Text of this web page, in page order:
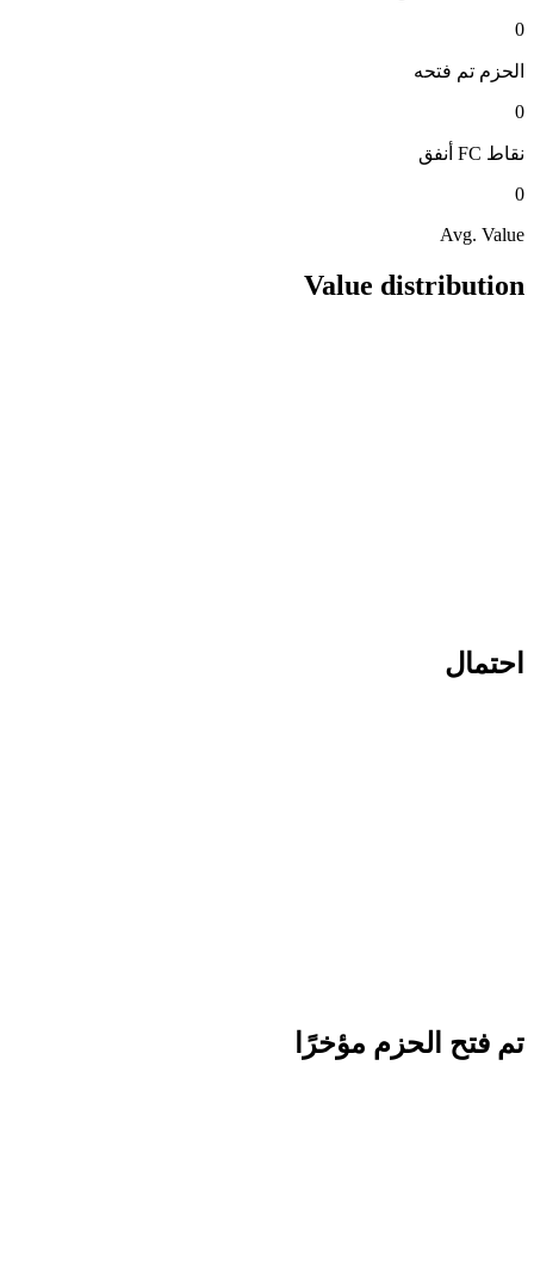
0
الحزم تم فتحه
0
نقاط FC
أنفق
0
Avg. Value
Value distribution
احتمال
تم فتح الحزم مؤخرًا